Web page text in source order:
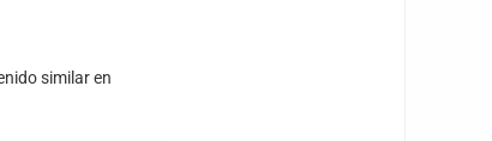
similar en